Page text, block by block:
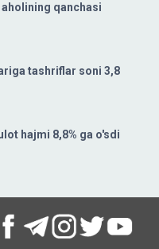
qanchasi
tashriflar soni 3,8
hajmi 8,8% ga o'sdi